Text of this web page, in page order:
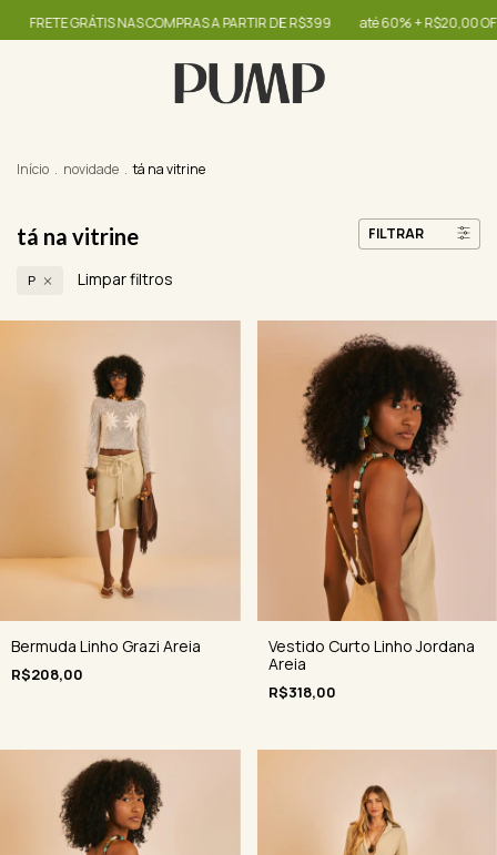
NAS COMPRAS A PARTIR DE R$399 até 60% + R$20,00 OFF - use o cupom
Início . novidade . tá na vitrine
tá na vitrine FILTRAR
P Limpar filtros
Bermuda Linho Grazi Areia
R$208,00
Vestido Curto Linho Jordana
Areia
R$318,00